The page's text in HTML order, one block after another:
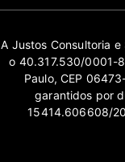
A Justos Consultoria
o 40.317.530/0001-
Paulo, CEP
garantidos por
15414.606608/